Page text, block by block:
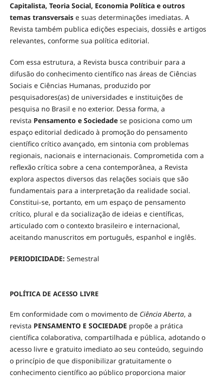
Capitalista, Teoria Social, Economia Política e outros
temas transversaise suas determinações imediatas. A
Revista também publica edições especiais, dossiês e artigos
relevantes, conforme sua política editorial.
Com essa estrutura, a Revista busca contribuir para a
difusão do conhecimento científico nas áreas de Ciências
Sociais e Ciências Humanas, produzido por
pesquisadores(as) de universidades e instituições de
pesquisa no Brasil e no exterior. Dessa forma, a
revista Pensamento e Sociedadese posiciona como um
espaço editorial dedicado à promoção do pensamento
científico crítico avançado, em sintonia com problemas
regionais, nacionais e internacionais. Comprometida com a
reflexão crítica sobre a cena contemporânea, a Revista
explora aspectos diversos das relações sociais que são
fundamentais para a interpretação da realidade social.
Constitui-se, portanto, em um espaço de pensamento
crítico, plural e da socialização de ideias e científicas,
articulado com o contexto brasileiro e internacional,
aceitando manuscritos em português, espanhol e inglês.
PERIODICIDADE: Semestral
POLÍTICA DE ACESSO LIVRE
Em conformidade com o movimento de Ciência Aberta, a
revista PENSAMENTO E SOCIEDADE propõe a prática
científica colaborativa, compartilhada e pública, adotando o
acesso livre e gratuito imediato ao seu conteúdo, seguindo
o princípio de que disponibilizar gratuitamente o
conhecimento científico ao público proporciona maior